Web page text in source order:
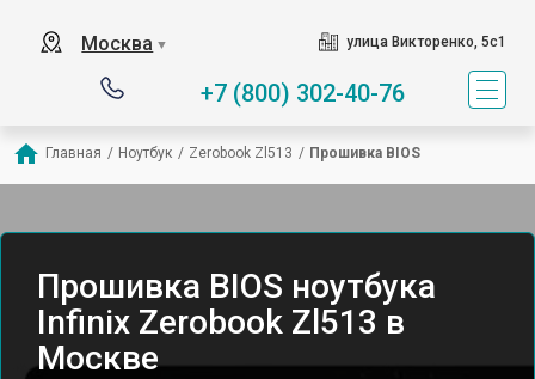
Москва ▼ улица Викторенко, 5с1
+7 (800) 302-40-76
Главная / Ноутбук / Zerobook Zl513 / Прошивка BIOS
Прошивка BIOS ноутбука
Infinix Zerobook Zl513 в
Москве